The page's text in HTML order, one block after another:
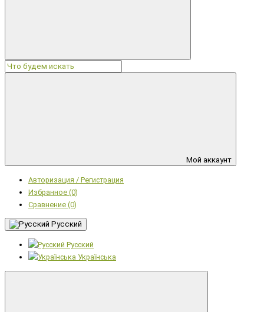
Мой аккаунт
Авторизация / Регистрация
Избранное (0)
Сравнение (0)
Русский
Русский
Українська